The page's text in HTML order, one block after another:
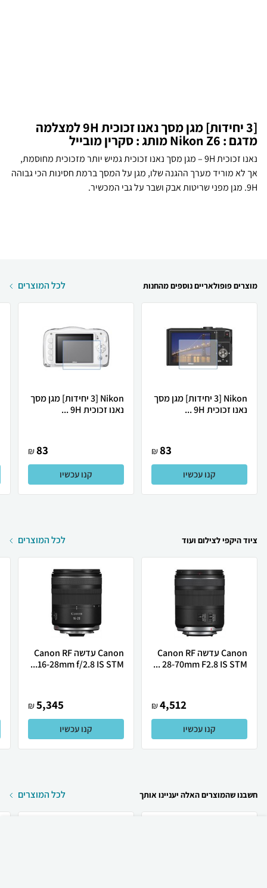
[3 יחידות] מגן מסך נאנו זכוכית 9H למצלמה
מדגם : Nikon Z6 מותג : סקרין מובייל
נאנו זכוכית 9H – מגן מסך נאנו זכוכית גמיש יותר מזכוכית מחוסמת,
אך לא מוריד מערך ההגנה שלו, מגן על המסך ברמת חסינות הכי גבוהה
9H. מגן מפני שריטות אבק ושבר על גבי המכשיר.
מוצרים פופולאריים נוספים מהחנות לכל המוצרים
Nikon [3 יחידות] מגן מסך
נאנו זכוכית 9H ...
83
₪
קנו עכשיו
Nikon [3 יחידות] מגן מסך
נאנו זכוכית 9H ...
83
₪
קנו עכשיו
ציוד היקפי לצילום ועוד לכל המוצרים
Canon עדשה Canon RF
28-70mm F2.8 IS STM ...
4,512
₪
קנו עכשיו
Canon עדשה Canon RF
16-28mm f/2.8 IS STM...
5,345
₪
קנו עכשיו
חשבנו שהמוצרים האלה יעניינו אותך לכל המוצרים